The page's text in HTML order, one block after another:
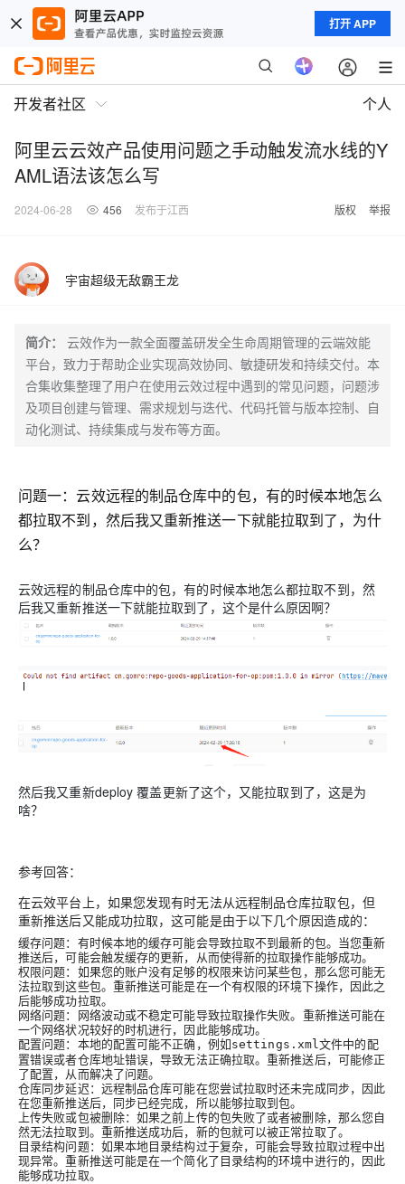
打开 APP
开发者社区 个人
阿里云云效产品使用问题之手动触发流水线的Y
AML语法该怎么写
2024-06-28 456 发布于江西 版权 举报
宇宙超级无敌霸王龙
简介：
云效作为一款全面覆盖研发全生命周期管理的云端效能
平台，致力于帮助企业实现高效协同、敏捷研发和持续交付。本
合集收集整理了用户在使用云效过程中遇到的常见问题，问题涉
及项目创建与管理、需求规划与迭代、代码托管与版本控制、自
动化测试、持续集成与发布等方面。
问题一：云效远程的制品仓库中的包，有的时候本地怎么
都拉取不到，然后我又重新推送一下就能拉取到了，为什
么？
云效远程的制品仓库中的包，有的时候本地怎么都拉取不到，然
后我又重新推送一下就能拉取到了，这个是什么原因啊？
然后我又重新deploy 覆盖更新了这个，又能拉取到了，这是为
啥？
参考回答：
在云效平台上，如果您发现有时无法从远程制品仓库拉取包，但
重新推送后又能成功拉取，这可能是由于以下几个原因造成的：
缓存问题：有时候本地的缓存可能会导致拉取不到最新的包。当您重新
推送后，可能会触发缓存的更新，从而使得新的拉取操作能够成功。
权限问题：如果您的账户没有足够的权限来访问某些包，那么您可能无
法拉取到这些包。重新推送可能是在一个有权限的环境下操作，因此之
后能够成功拉取。
网络问题：网络波动或不稳定可能导致拉取操作失败。重新推送可能在
一个网络状况较好的时机进行，因此能够成功。
配置问题：本地的配置可能不正确，例如settings.xml文件中的配
置错误或者仓库地址错误，导致无法正确拉取。重新推送后，可能修正
了配置，从而解决了问题。
仓库同步延迟：远程制品仓库可能在您尝试拉取时还未完成同步，因此
在您重新推送后，同步已经完成，所以能够拉取到包。
上传失败或包被删除：如果之前上传的包失败了或者被删除，那么您自
然无法拉取到。重新推送成功后，新的包就可以被正常拉取了。
目录结构问题：如果本地目录结构过于复杂，可能会导致拉取过程中出
现异常。重新推送可能是在一个简化了目录结构的环境中进行的，因此
能够成功拉取。